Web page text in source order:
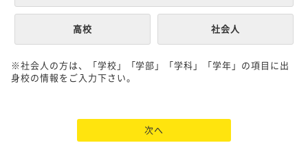
高校 社会人
※社会人の方は、「学校」「学部」「学科」「学年」の項目に出
身校の情報をご入力下さい。
次へ